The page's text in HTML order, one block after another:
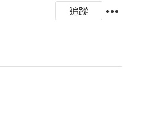
追蹤